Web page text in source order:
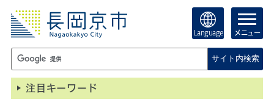
Language メニュー
サイト内検索
注目キーワード